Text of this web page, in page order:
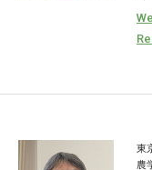
東
農